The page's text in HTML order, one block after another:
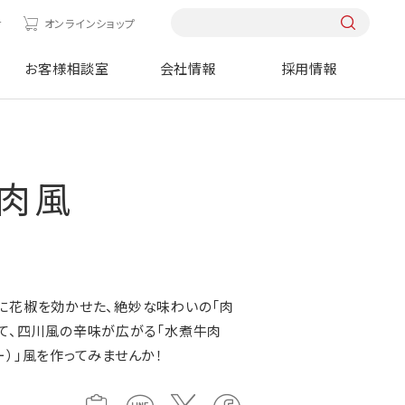
オンラインショップ
お客様相談室 会社情報 採用情報
風
花椒を効かせた、絶妙な味わいの「肉
、四川風の辛味が広がる「水煮牛肉
」風を作ってみませんか！